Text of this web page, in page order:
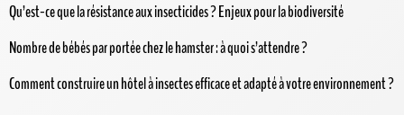
Qu’est-ce que la résistance aux insecticides ? Enjeux pour la biodiversité
Nombre de bébés par portée chez le hamster : à quoi s’attendre ?
Comment construire un hôtel à insectes efficace et adapté à votre environnement ?